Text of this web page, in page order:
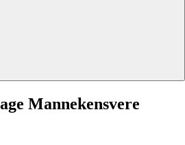
Mannekensvere